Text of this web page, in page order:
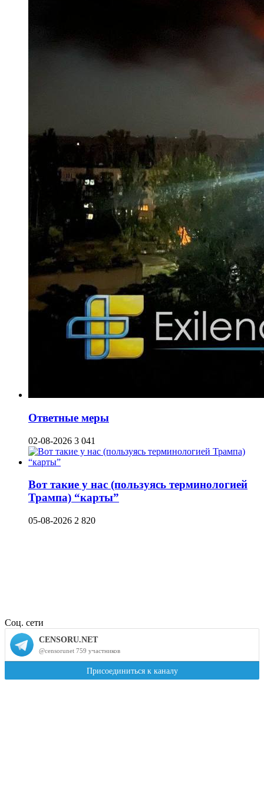
Ответные меры
02-08-2026 3 041
Вот такие у нас (пользуясь терминологией
Трампа) “карты”
05-08-2026 2 820
Соц. сети